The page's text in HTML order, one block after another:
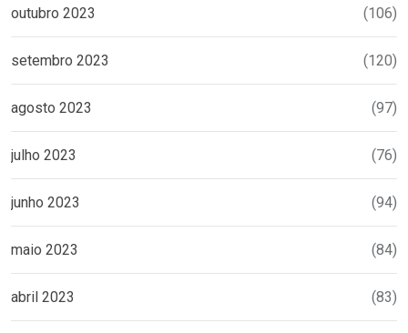
outubro 2023 (106)
setembro 2023 (120)
agosto 2023 (97)
julho 2023 (76)
junho 2023 (94)
maio 2023 (84)
abril 2023 (83)